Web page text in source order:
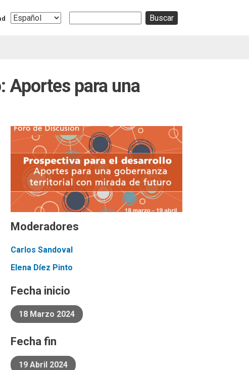
Select
your
Aportes para una
Moderadores
Carlos Sandoval
Elena Díez Pinto
Fecha inicio
18 Marzo 2024
Fecha fin
19 Abril 2024